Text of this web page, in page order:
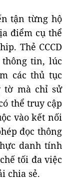
tận từng hộ
điểm cụ thể
Thẻ CCCD
tin, lúc
các thủ tục
tờ mà chỉ sử
thể truy cập
vào kết nối
đọc thông
danh tính
tối đa việc
chia sẻ.